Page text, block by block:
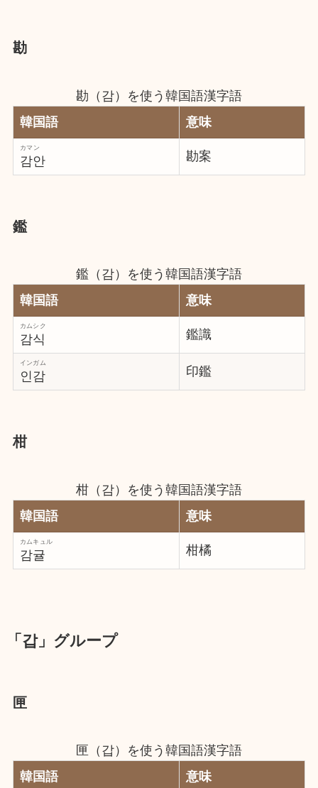
勘
勘（감）を使う韓国語漢字語
韓国語
意味
감안
カマン
勘案
鑑
鑑（감）を使う韓国語漢字語
韓国語
意味
감식
カムシク
鑑識
인감
インガム
印鑑
柑
柑（감）を使う韓国語漢字語
韓国語
意味
감귤
カムキュル
柑橘
「갑」グループ
匣
匣（갑）を使う韓国語漢字語
韓国語
意味